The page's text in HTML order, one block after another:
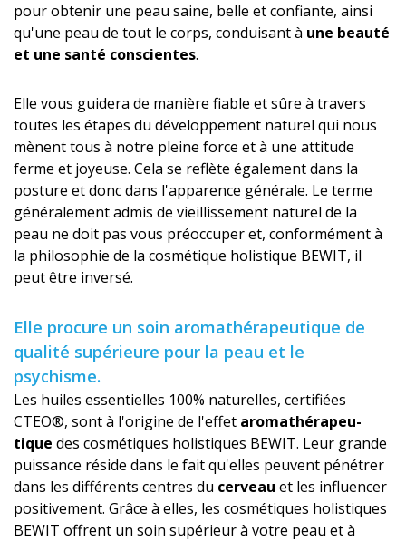
pour obtenir une peau saine, belle et confiante, ainsi
qu'une peau de tout le corps, conduisant à une beauté
et une santé conscientes.
Elle vous guidera de manière fiable et sûre à travers
toutes les étapes du développement naturel qui nous
mènent tous à notre pleine force et à une attitude
ferme et joyeuse. Cela se reflète également dans la
posture et donc dans l'apparence générale. Le terme
généralement admis de vieillissement naturel de la
peau ne doit pas vous préoccuper et, conformément à
la philosophie de la cosmétique holistique BEWIT, il
peut être inversé.
Elle procure un soin aromathérapeutique de
qualité supérieure pour la peau et le
psychisme.
Les huiles essentielles 100% naturelles, certifiées
CTEO®, sont à l'origine de l'effet aromathérapeu­
tique des cosmétiques holistiques BEWIT. Leur grande
puissance réside dans le fait qu'elles peuvent pénétrer
dans les différents centres du cerveau et les influencer
positivement. Grâce à elles, les cosmétiques holistiques
BEWIT offrent un soin supérieur à votre peau et à